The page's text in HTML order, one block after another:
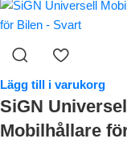
Lägg till i varukorg
SiGN
Mobilhållare